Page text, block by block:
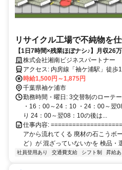
リサイクル工場で不純物を
【1日7時間×残業ほぼナシ♪】月収26
覚えられるシンプル作業！初期費用0
株式会社湘南ビジネスパートナー
アクセス: 内房線「袖ケ浦駅」徒
時給1,500円～1,875円
千葉県袖ケ浦市
勤務時間・曜日: 3交替制のローテ
・16：00～24：10 ・24：00～
り 24：00～翌08：10の後は...
仕事内容:
アから流れてくる 廃材の石こうボ
ど）が 混ざっていないかを 検品・
社員登用あり 交通費支給 シフト制 昇給あ